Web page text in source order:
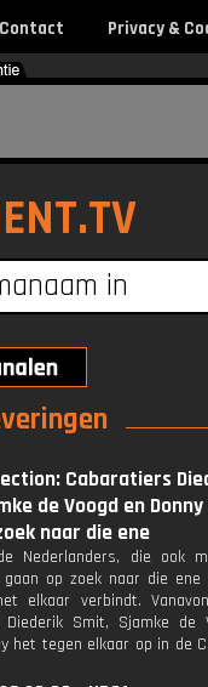
Contact Privacy &
Cabaratiers
de Voogd en Donny
naar die ene
Nederlanders, die ook
op zoek naar die ene
elkaar verbindt.
Diederik Smit, Sjamke de
het tegen elkaar op in de